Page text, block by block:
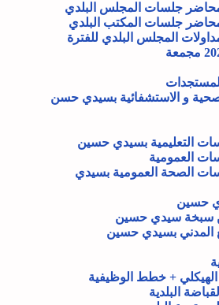
جلسات المجلس البلدي
جلسات المكتب البلدي
المجلس البلدي للفترة
و الاستشفائية بسيدي حسن
التعليمية بسيدي حسين
العمومية
الصحة العمومية بسيدي
حسين
سبخة سيدي حسين
المدني بسيدي حسين
الهيكلي + خطط الوظيفية
البلدية